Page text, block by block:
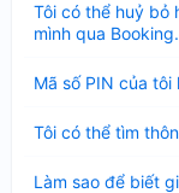
Tôi có thể huỷ bỏ
mình qua
thu
gọn
Mã số PIN của
thu
Tôi có thể tìm
thu
Làm sao để biết
thu